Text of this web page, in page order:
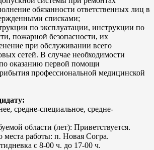
обязанности ответственных лиц в
списками;
по эксплуатации, инструкции по
пожарной безопасности, их
при обслуживании всего
сетей. В случае необходимости
оказанию первой помощи
профессиональной медицинской
средне-специальное, средне-
области (лет): Приветствуется.
места работы: п. Новая Согра.
с 8-00 ч. до 17-00 ч.